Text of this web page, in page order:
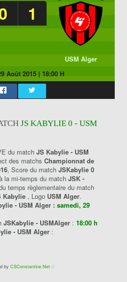
1
USM Alger
Août 2015| 18:00 H
JS KABYLIE 0 - USM
du match JS Kabylie - USM
des matchs Championnat de
, Score du match JSKabylie 0
la mi-temps du match JSK -
temps règlementaire du match
Kabylie , Logo USM Alger.
- USM Alger : samedi, 29
JSKabylie - USMAlger : 18:00 h
- USM Alger :
by CSConstantine.Net::